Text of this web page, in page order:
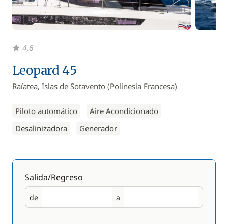
Leopard 45
Raïatea, Islas de Sotavento (Polinesia Francesa)
Piloto automático
Aire Acondicionado
Desalinizadora
Generador
4,6
Salida/Regreso
de
Salida a
Regreso